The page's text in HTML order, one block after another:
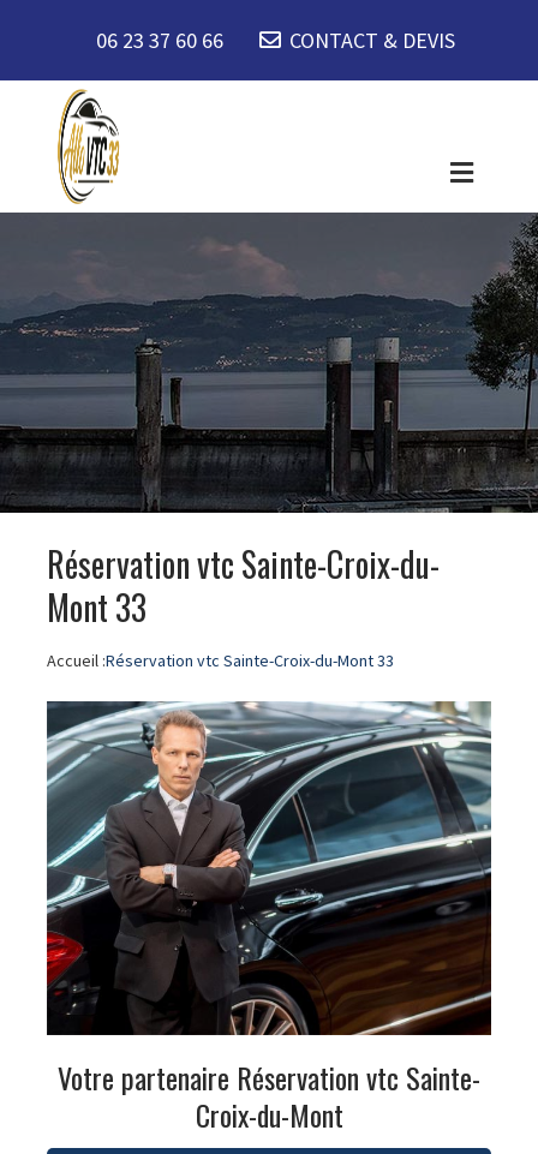
06 23 37 60 66 CONTACT & DEVIS
Réservation vtc Sainte-Croix-du-
Mont 33
Accueil :Réservation vtc Sainte-Croix-du-Mont 33
Votre partenaire Réservation vtc Sainte-
Croix-du-Mont